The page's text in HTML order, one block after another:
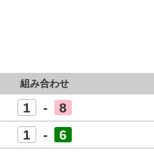
組み合わせ
1 - 8
1 - 6